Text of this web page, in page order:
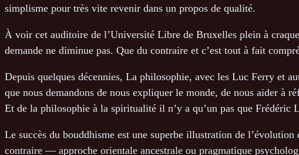
simplisme pour très vite revenir dans un propos de qualité.
À voir cet auditoire de l’Université Libre de Bruxelles plein à
demande ne diminue pas. Que du contraire et c’est tout à fait
Depuis quelques décennies, La philosophie, avec les Luc Ferry et
que nous demandons de nous expliquer le monde, de nous aider à
Et de la philosophie à la spiritualité il n’y a qu’un pas que Frédéric
Le succès du bouddhisme est une superbe illustration de
contraire — approche orientale ancestrale ou pragmatique